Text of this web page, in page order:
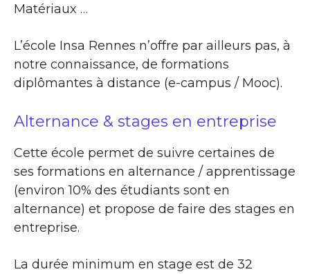
Matériaux …
L’école Insa Rennes n’offre par ailleurs pas, à
notre connaissance, de formations
diplômantes à distance (e-campus / Mooc).
Alternance & stages en entreprise
Cette école permet de suivre certaines de
ses formations en alternance / apprentissage
(environ 10% des étudiants sont en
alternance) et propose de faire des stages en
entreprise.
La durée minimum en stage est de 32